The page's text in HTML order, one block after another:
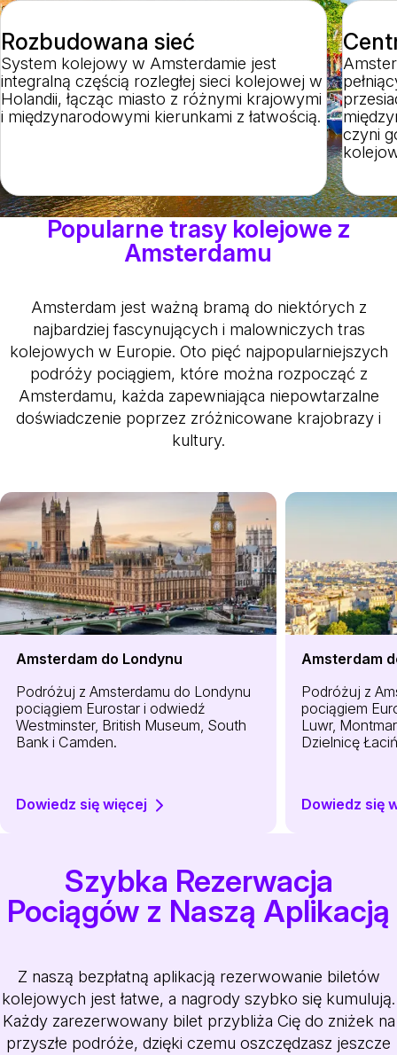
Rozbudowana sieć
System kolejowy w Amsterdamie jest
integralną częścią rozległej sieci kolejowej w
Holandii, łącząc miasto z różnymi krajowymi
i międzynarodowymi kierunkami z łatwością.
czyni
Popularne trasy kolejowe z
Amsterdamu
Amsterdam jest ważną bramą do niektórych z
najbardziej fascynujących i malowniczych tras
kolejowych w Europie. Oto pięć najpopularniejszych
podróży pociągiem, które można rozpocząć z
Amsterdamu, każda zapewniająca niepowtarzalne
doświadczenie poprzez zróżnicowane krajobrazy i
kultury.
Amsterdam do Londynu
Podróżuj z Amsterdamu do Londynu
pociągiem Eurostar i odwiedź
Westminster, British Museum, South
Bank i Camden.
Dowiedz się więcej
Amsterdam
Podróżuj z
pociągiem
Luwr,
Dzielnicę
Dowiedz się
Szybka Rezerwacja
Pociągów z Naszą Aplikacją
Z naszą bezpłatną aplikacją rezerwowanie biletów
kolejowych jest łatwe, a nagrody szybko się kumulują.
Każdy zarezerwowany bilet przybliża Cię do zniżek na
przyszłe podróże, dzięki czemu oszczędzasz jeszcze